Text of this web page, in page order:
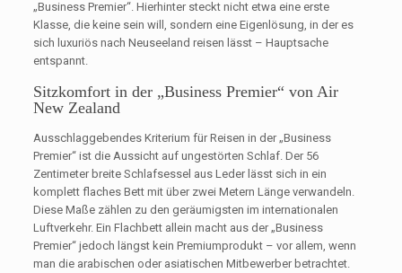
„Business Premier“. Hierhinter steckt nicht etwa eine erste
Klasse, die keine sein will, sondern eine Eigenlösung, in der es
sich luxuriös nach Neuseeland reisen lässt – Hauptsache
entspannt.
Sitzkomfort in der „Business Premier“ von Air
New Zealand
Ausschlaggebendes Kriterium für Reisen in der „Business
Premier“ ist die Aussicht auf ungestörten Schlaf. Der 56
Zentimeter breite Schlafsessel aus Leder lässt sich in ein
komplett flaches Bett mit über zwei Metern Länge verwandeln.
Diese Maße zählen zu den geräumigsten im internationalen
Luftverkehr. Ein Flachbett allein macht aus der „Business
Premier“ jedoch längst kein Premiumprodukt – vor allem, wenn
man die arabischen oder asiatischen Mitbewerber betrachtet.